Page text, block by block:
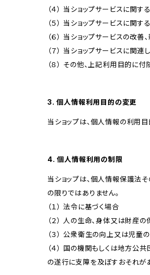
（４） 当ショップサービスに関
（５） 当ショップサービスに関
（６） 当ショップサービスの改
（７） 当ショップサービスに関
（８） その他、上記利用目的に
3. 個人情報利用目的の変更
当ショップは、個人情報の利用
4. 個人情報利用の制限
当ショップは、個人情報保護法
の限りではありません。
（１） 法令に基づく場合
（２） 人の生命、身体又は財産
（３） 公衆衛生の向上又は児
（４） 国の機関もしくは地方
の遂行に支障を及ぼすおそれが